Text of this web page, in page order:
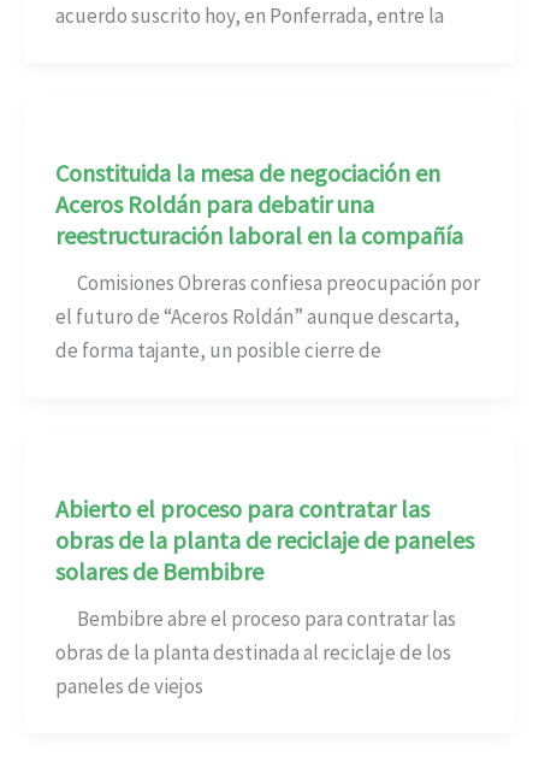
acuerdo suscrito hoy, en Ponferrada, entre la
Constituida la mesa de negociación en
Aceros Roldán para debatir una
reestructuración laboral en la compañía
Comisiones Obreras confiesa preocupación por
el futuro de “Aceros Roldán” aunque descarta,
de forma tajante, un posible cierre de
Abierto el proceso para contratar las
obras de la planta de reciclaje de paneles
solares de Bembibre
Bembibre abre el proceso para contratar las
obras de la planta destinada al reciclaje de los
paneles de viejos